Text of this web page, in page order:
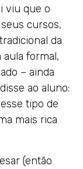
viu que o
cursos,
da
formal,
– ainda
ao aluno:
tipo de
mais rica
(então